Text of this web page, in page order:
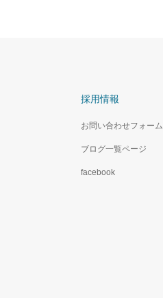
採用情報
お問い合わせフォーム
ブログ一覧ページ
facebook